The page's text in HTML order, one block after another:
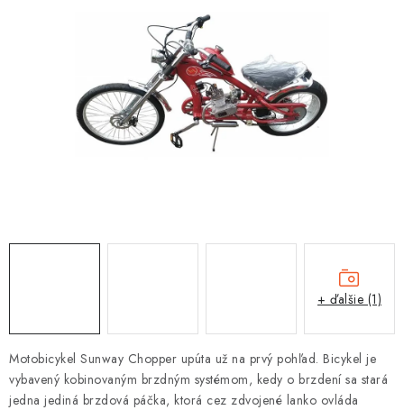
NÁPLNE A KVAPALINY
NÁHRADNÉ DIELY
Reklamácia a vrátenie tovaru
Obchodné podmienky
Ochrana osobných údajov
Motobicykel Sunway Chopper upúta už na prvý pohľad. Bicykel je
vybavený kobinovaným brzdným systémom, kedy o brzdení sa stará
jedna jediná brzdová páčka, ktorá cez zdvojené lanko ovláda
+ ďalšie (1)